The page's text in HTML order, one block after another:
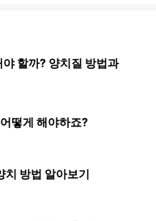
할까? 양치질 방법과
떻게 해야하죠?
치 방법 알아보기